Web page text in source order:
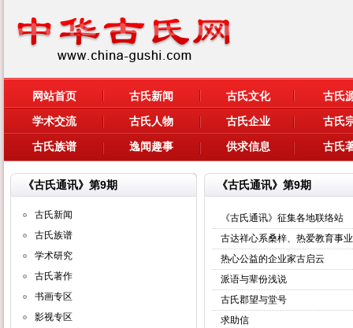
网站首页 古氏新闻 古氏文化
古氏
学术交流
古氏人物 古氏企业
古氏
古氏族谱
逸闻趣事 供求信息 古氏
《古氏通讯》第9期
古氏新闻
古氏族谱
学术研究
古氏著作
书画专区
影视专区
《古氏通讯》第9期
《古氏通讯》征集各地联络站
古达祥心系桑梓、热爱教育事业
热心公益的企业家古启云
派语与辈份浅说
古氏郡望与堂号
求助信